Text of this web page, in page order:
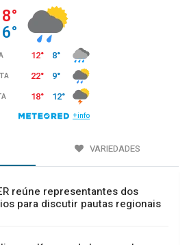
VARIEDADES
reúne representantes dos
para discutir pautas regionais